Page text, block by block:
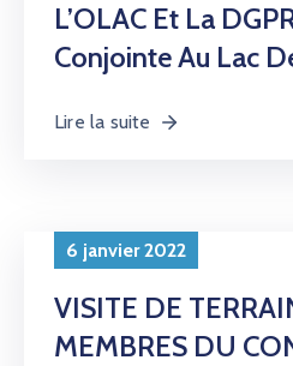
L’OLAC Et La
Conjointe Au Lac
Lire la suite
6 janvier 2022
VISITE DE
MEMBRES DU